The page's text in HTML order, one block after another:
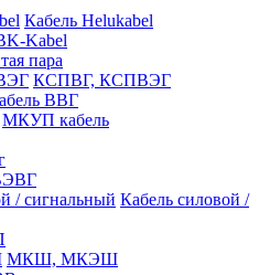
Кабель Helukabel
Kabel
пара
КСПВГ, КСПВЭГ
ВВГ
МКУП кабель
Кабель силовой /
МКШ, МКЭШ